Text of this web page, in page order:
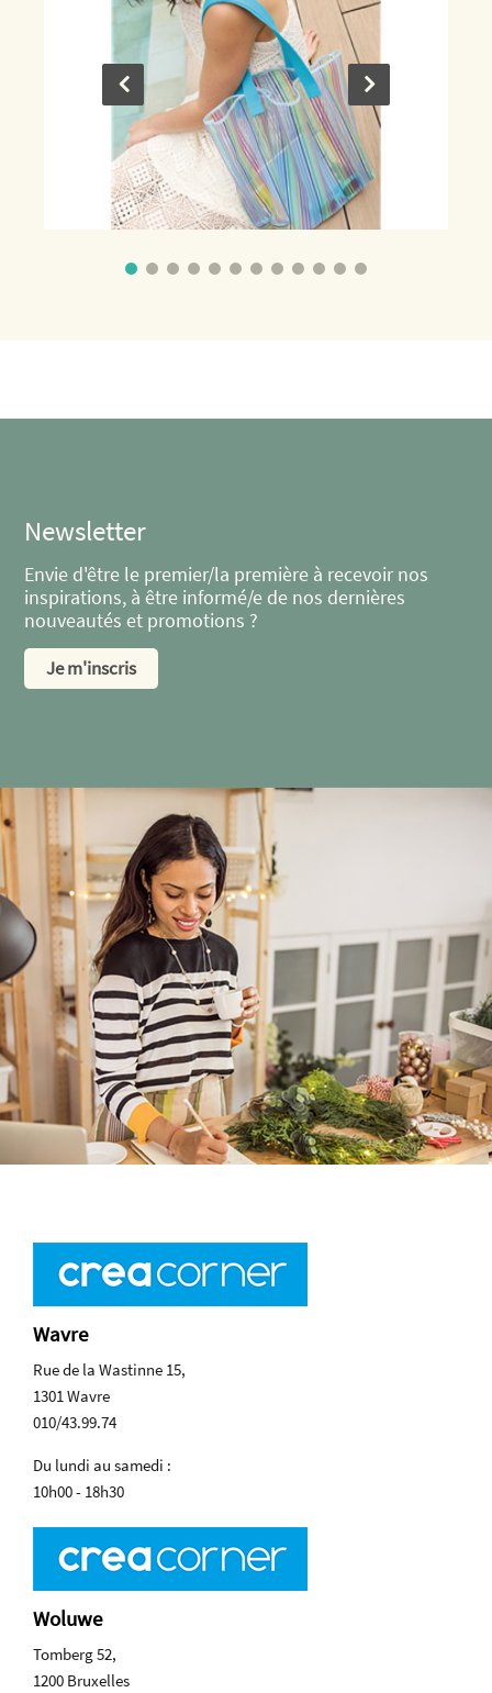
Le cabas qui voit la vie en couleurs
Newsletter
Envie d'être le premier/la première à recevoir nos
inspirations, à être informé/e de nos dernières
nouveautés et promotions ?
Je m'inscris
Wavre
Rue de la Wastinne 15,
1301 Wavre
010/43.99.74
Du lundi au samedi :
10h00 - 18h30
Woluwe
Tomberg 52,
1200 Bruxelles